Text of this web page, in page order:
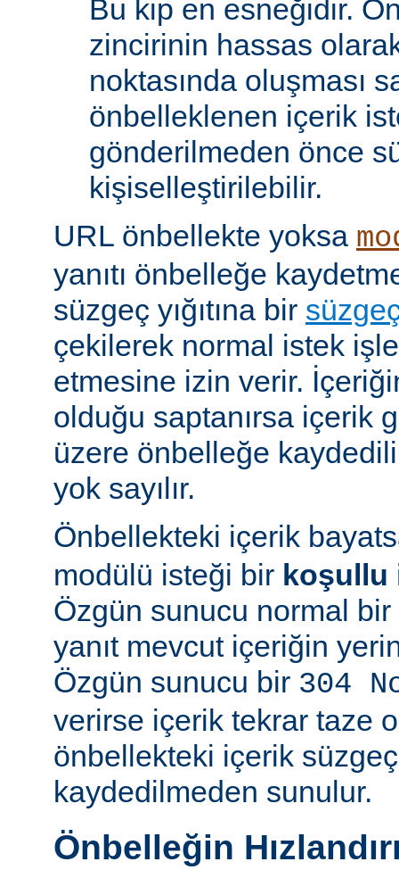
Bu kip en esneğidir.
zincirinin hassas
noktasında oluşması
önbelleklenen içerik
gönderilmeden önce
kişiselleştirilebilir.
URL önbellekte yoksa
yanıtı önbelleğe
süzgeç yığıtına bir
çekilerek normal istek
etmesine izin verir.
olduğu saptanırsa içerik
üzere önbelleğe
yok sayılır.
Önbellekteki içerik
modülü isteği bir koşullu
Özgün sunucu normal bir
yanıt mevcut içeriğin
Özgün sunucu bir 304
verirse içerik tekrar taze
önbellekteki içerik
kaydedilmeden sunulur.
Önbelleğin